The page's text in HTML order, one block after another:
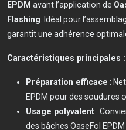
EPDM avant l’application de
Flashing. Idéal pour
garantit une adhérence
Caractéristiques principales :
Préparation efficace :
EPDM pour des soudures
Usage polyvalent :
des bâches OaseFol